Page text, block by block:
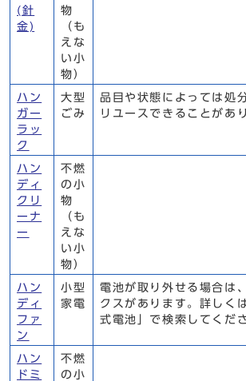
(針
金)
物
（も
えな
い小
物）
ハン
ガー
ラッ
ク
大型
ごみ
品目や状態によっては処
リユースできることがあ
ハン
ディ
クリ
ーナ
ー
不燃
の小
物
（も
えな
い小
物）
ハン
ディ
ファ
ン
小型
家電
電池が取り外せる場合は
クスがあります。詳しく
式電池」で検索してくだ
ハン
ドミ
不燃
の小